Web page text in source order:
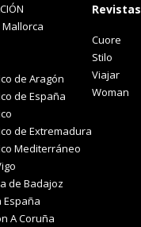
de Aragón
de España
de Extremadura
Mediterráneo
de Badajoz
España
A Coruña
Revistas
Cuore
Stilo
Viajar
Woman